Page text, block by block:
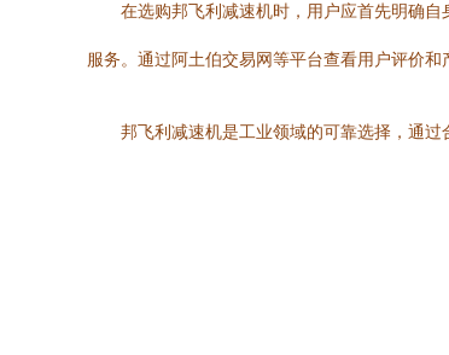
在选购邦飞利减速机时，用户应首先明确
服务。通过阿土伯交易网等平台查看用户评价和
邦飞利减速机是工业领域的可靠选择，通